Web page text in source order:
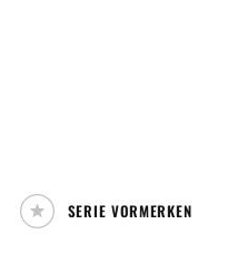
SERIE VORMERKEN